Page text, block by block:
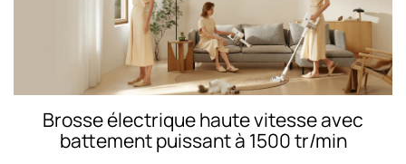
Brosse électrique haute vitesse avec
battement puissant à 1500 tr/min